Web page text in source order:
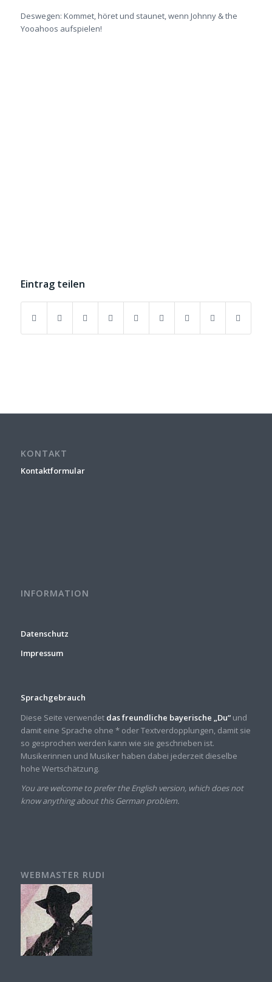
Deswegen: Kommet, höret und staunet, wenn Johnny & the
Yooahoos aufspielen!
Eintrag teilen
KONTAKT
Kontaktformular
INFORMATION
Datenschutz
Impressum
Sprachgebrauch
Diese Seite verwendet das freundliche bayerische „Du“und
damit eine Sprache ohne * oder Textverdopplungen, damit sie
so gesprochen werden kann wie sie geschrieben ist.
Musikerinnen und Musiker haben dabei jederzeit dieselbe
hohe Wertschätzung.
You are welcome to prefer the English version, which does not
know anything about this German problem.
WEBMASTER RUDI